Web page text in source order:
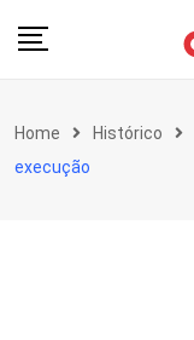
Home Histórico
execução